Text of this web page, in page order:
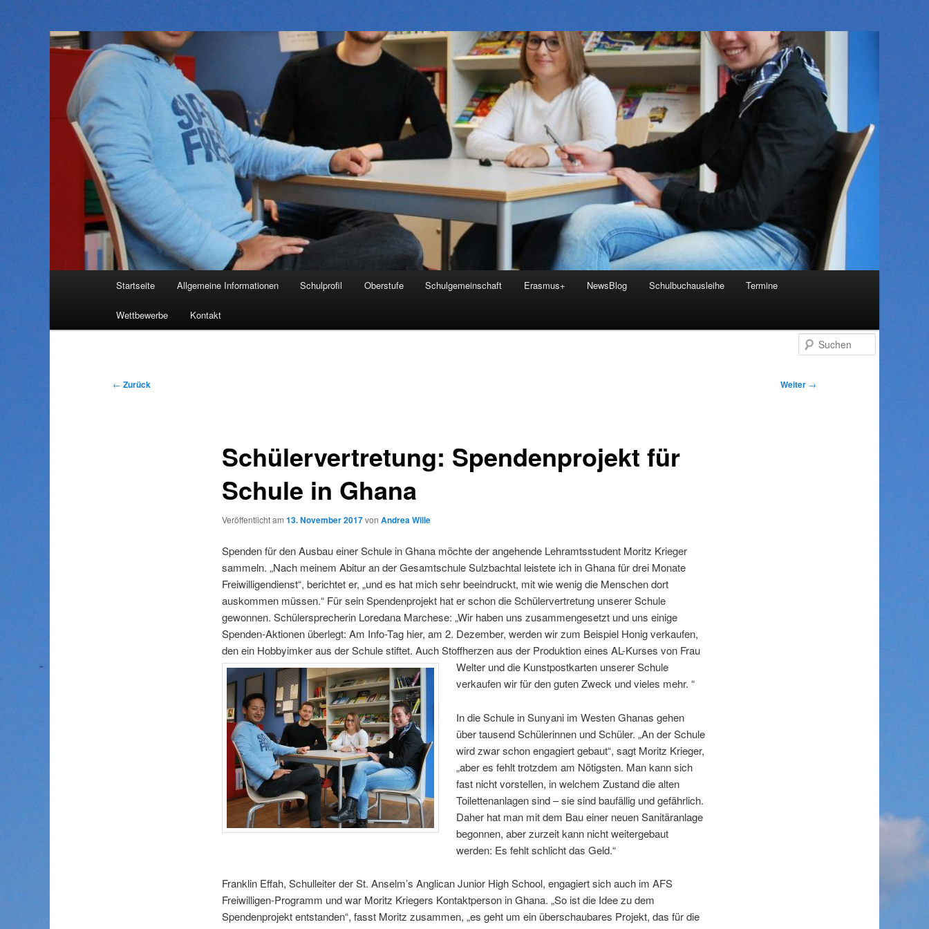
Zum
Inhalt
Startseite Allgemeine Informationen Schulprofil Oberstufe Schulgemeinschaft Erasmus+ NewsBlog Schulbuchausleihe Termine
Wettbewerbe Kontakt
Beitragsnavigation
← Zurück Weiter →
Schülervertretung: Spendenprojekt für
Schule in Ghana
Veröffentlicht am13. November 2017 vonAndrea Wille
Spenden für den Ausbau einer Schule in Ghana möchte der angehende Lehramtsstudent Moritz Krieger
sammeln. „Nach meinem Abitur an der Gesamtschule Sulzbachtal leistete ich in Ghana für drei Monate
Freiwilligendienst“, berichtet er, „und es hat mich sehr beeindruckt, mit wie wenig die Menschen dort
auskommen müssen.“ Für sein Spendenprojekt hat er schon die Schülervertretung unserer Schule
gewonnen. Schülersprecherin Loredana Marchese: „Wir haben uns zusammengesetzt und uns einige
Spenden-Aktionen überlegt: Am Info-Tag hier, am 2. Dezember, werden wir zum Beispiel Honig verkaufen,
den ein Hobbyimker aus der Schule stiftet. Auch Stoffherzen aus der Produktion eines AL-Kurses von Frau
Welter und die Kunstpostkarten unserer Schule
verkaufen wir für den guten Zweck und vieles mehr. “
In die Schule in Sunyani im Westen Ghanas gehen
über tausend Schülerinnen und Schüler. „An der Schule
wird zwar schon engagiert gebaut“, sagt Moritz Krieger,
„aber es fehlt trotzdem am Nötigsten. Man kann sich
fast nicht vorstellen, in welchem Zustand die alten
Toilettenanlagen sind – sie sind baufällig und gefährlich.
Daher hat man mit dem Bau einer neuen Sanitäranlage
begonnen, aber zurzeit kann nicht weitergebaut
werden: Es fehlt schlicht das Geld.“
Franklin Effah, Schulleiter der St. Anselm’s Anglican Junior High School, engagiert sich auch im AFS
Freiwilligen-Programm und war Moritz Kriegers Kontaktperson in Ghana. „So ist die Idee zu dem
Spendenprojekt entstanden“, fasst Moritz zusammen, „es geht um ein überschaubares Projekt, das für die